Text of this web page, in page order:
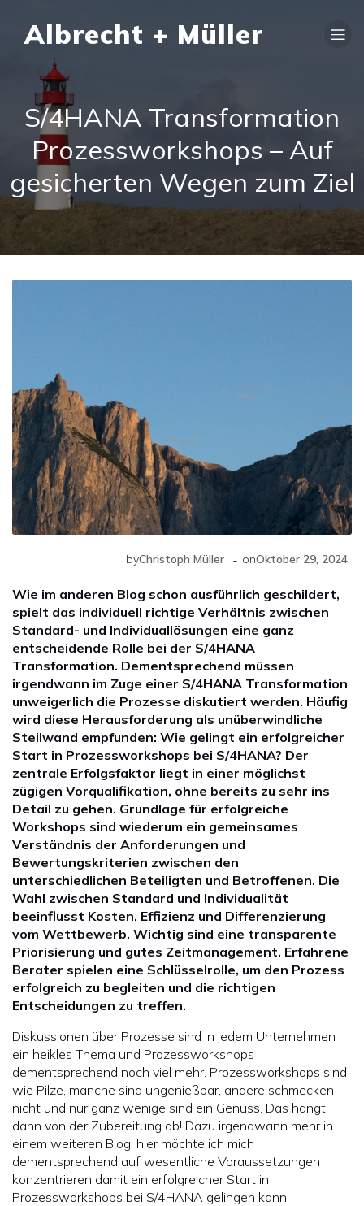
Albrecht + Müller
S/4HANA Transformation
Prozessworkshops – Auf
gesicherten Wegen zum Ziel
byChristoph Müller - onOktober 29, 2024
Wie im anderen Blog schon ausführlich geschildert,
spielt das individuell richtige Verhältnis zwischen
Standard- und Individuallösungen eine ganz
entscheidende Rolle bei der S/4HANA
Transformation. Dementsprechend müssen
irgendwann im Zuge einer S/4HANA Transformation
unweigerlich die Prozesse diskutiert werden. Häufig
wird diese Herausforderung als unüberwindliche
Steilwand empfunden: Wie gelingt ein erfolgreicher
Start in Prozessworkshops bei S/4HANA? Der
zentrale Erfolgsfaktor liegt in einer möglichst
zügigen Vorqualifikation, ohne bereits zu sehr ins
Detail zu gehen. Grundlage für erfolgreiche
Workshops sind wiederum ein gemeinsames
Verständnis der Anforderungen und
Bewertungskriterien zwischen den
unterschiedlichen Beteiligten und Betroffenen. Die
Wahl zwischen Standard und Individualität
beeinflusst Kosten, Effizienz und Differenzierung
vom Wettbewerb. Wichtig sind eine transparente
Priorisierung und gutes Zeitmanagement. Erfahrene
Berater spielen eine Schlüsselrolle, um den Prozess
erfolgreich zu begleiten und die richtigen
Entscheidungen zu treffen.
Diskussionen über Prozesse sind in jedem Unternehmen
ein heikles Thema und Prozessworkshops
dementsprechend noch viel mehr. Prozessworkshops sind
wie Pilze, manche sind ungenießbar, andere schmecken
nicht und nur ganz wenige sind ein Genuss. Das hängt
dann von der Zubereitung ab! Dazu irgendwann mehr in
einem weiteren Blog, hier möchte ich mich
dementsprechend auf wesentliche Voraussetzungen
konzentrieren damit ein erfolgreicher Start in
Prozessworkshops bei S/4HANA gelingen kann.